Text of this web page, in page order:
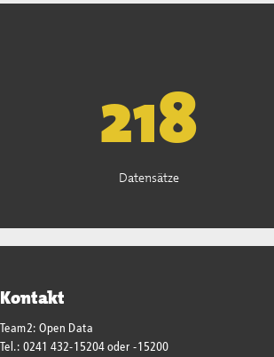
221
Datensätze
Kontakt
Team2: Open Data
Tel.: 0241 432-15204 oder -15200